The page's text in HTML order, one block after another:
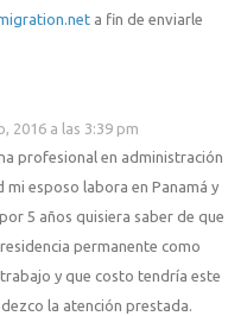
a fin de enviarle
2016 a las 3:39 pm
profesional en administración
mi esposo labora en Panamá y
5 años quisiera saber de que
permanente como
y que costo tendría este
la atención prestada.